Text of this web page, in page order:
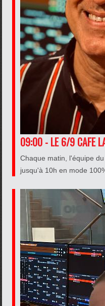
09:00 - LE 6/9 CAFE
Chaque matin, l'équipe
jusqu'à 10h en mode